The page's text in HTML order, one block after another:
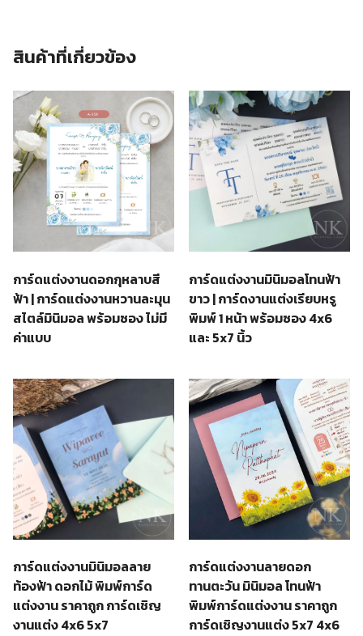
สินค้าที่เกี่ยวข้อง
การ์ดแต่งงานดอกกุหลาบสี
ฟ้า | การ์ดแต่งงานหวานละมุน
สไตล์มินิมอล พร้อมซอง ไม่มี
ค่าแบบ
การ์ดแต่งงานมินิมอลโทนฟ้า
ขาว | การ์ดงานแต่งเรียบหรู
พิมพ์ 1 หน้า พร้อมซอง 4x6
และ 5x7 นิ้ว
การ์ดแต่งงานมินิมอลลาย
ท้องฟ้า ดอกไม้ พิมพ์การ์ด
แต่งงาน ราคาถูก การ์ดเชิญ
งานแต่ง 4x6 5x7
การ์ดแต่งงานลายดอก
ทานตะวัน มินิมอล โทนฟ้า
พิมพ์การ์ดแต่งงาน ราคาถูก
การ์ดเชิญงานแต่ง 5x7 4x6